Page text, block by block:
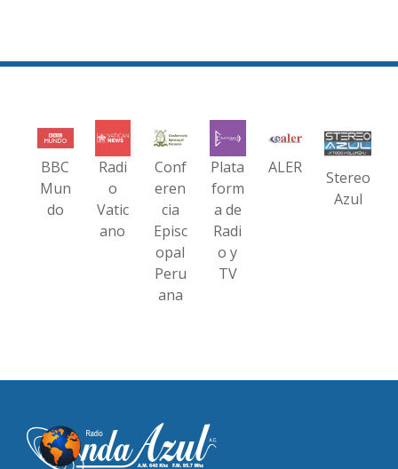
BBC
Mun
do
Radi
o
Vatic
ano
Conf
eren
cia
Episc
opal
Peru
ana
Plata
form
a de
Radi
o y
TV
ALER
Stereo
Azul